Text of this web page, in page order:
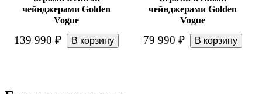
чейнджерами Golden
Vogue
139 990₽
чейнджерами Golden
Vogue
79 990 ₽